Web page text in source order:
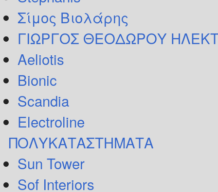
Σίμος Βιολάρης
ΓΙΩΡΓΟΣ ΘΕΟΔΩΡΟΥ
Aeliotis
Bionic
Scandia
Electroline
ΠΟΛΥΚΑΤΑΣΤΗΜΑΤΑ
Sun Tower
Sof Interiors